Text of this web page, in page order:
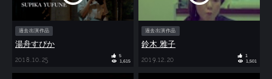
過去出演作品
湯舟すぴか
2018.10.25
5
1,615
過去出演作品
鈴木 雅子
2019.12.20
1
1,501